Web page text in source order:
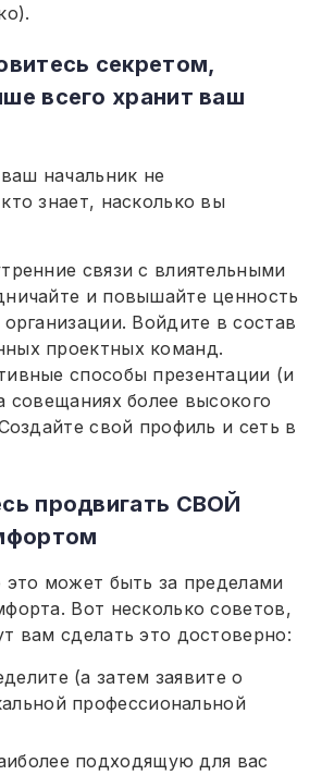
секретом,
всего хранит ваш
начальник не
знает, насколько вы
связи с влиятельными
и повышайте ценность
Войдите в состав
проектных команд.
способы презентации (и
совещаниях более высокого
свой профиль и сеть в
продвигать СВОЙ
может быть за пределами
Вот несколько советов,
вам сделать это достоверно:
(а затем заявите о
профессиональной
подходящую для вас